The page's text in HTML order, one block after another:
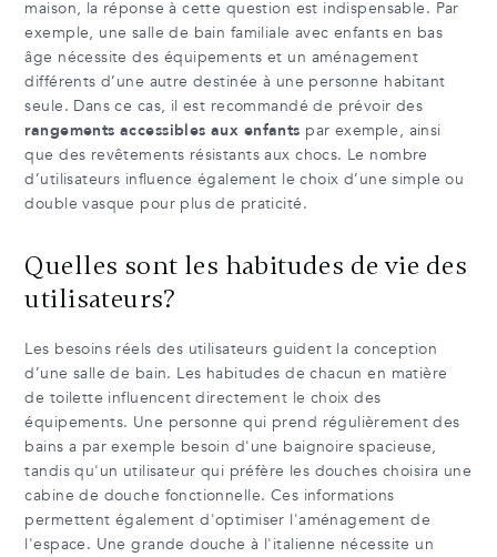
maison, la réponse à cette question est indispensable. Par
exemple, une salle de bain familiale avec enfants en bas
âge nécessite des équipements et un aménagement
différents d’une autre destinée à une personne habitant
seule. Dans ce cas, il est recommandé de prévoir des
rangements accessibles aux enfants par exemple, ainsi
que des revêtements résistants aux chocs. Le nombre
d’utilisateurs influence également le choix d’une simple ou
double vasque pour plus de praticité.
Quelles sont les habitudes de vie des
utilisateurs?
Les besoins réels des utilisateurs guident la conception
d’une salle de bain. Les habitudes de chacun en matière
de toilette influencent directement le choix des
équipements. Une personne qui prend régulièrement des
bains a par exemple besoin d'une baignoire spacieuse,
tandis qu'un utilisateur qui préfère les douches choisira une
cabine de douche fonctionnelle. Ces informations
permettent également d'optimiser l'aménagement de
l'espace. Une grande douche à l'italienne nécessite un